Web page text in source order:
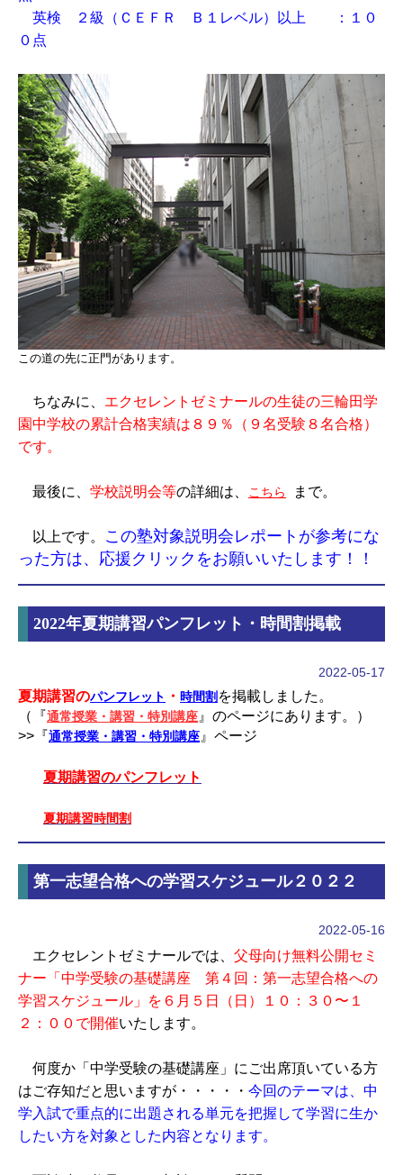
英検 ２級（ＣＥＦＲ Ｂ１レベル）以上 ：１０
０点
この道の先に正門があります。
ちなみに、 エクセレントゼミナールの生徒の三輪田学
園中学校の累計合格実績は８９％（９名受験８名合格）
です。
最後に、 学校説明会等の詳細は、 こちら まで。
以上です。
この塾対象説明会レポートが参考にな
った方は、応援クリックをお願いいたします！！
2022年夏期講習パンフレット・時間割掲載
2022-05-17
夏期講習のパンフレット ・ 時間割 を掲載しました。
（『通常授業・講習・特別講座 』のページにあります。）
>>『通常授業・講習・特別講座 』ページ
夏期講習のパンフレット
夏期講習時間割
第一志望合格への学習スケジュール２０２２
2022-05-16
エクセレントゼミナールでは、 父母向け無料公開セミ
ナー「中学受験の基礎講座 第４回：第一志望合格への
学習スケジュール」を６月５ 日（日）１０：３０〜１
２：００で開催いたします。
何度か「中学受験の基礎講座」にご出席頂いている方
はご存知だと思いますが・・・・・ 今回のテーマは、中
学入試で重点的に出題される単元を把握して学習に生か
したい方を対象とした内容となります。